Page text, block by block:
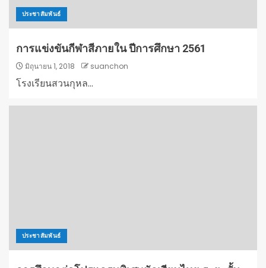
ประชาสัมพันธ์
การแข่งขันกีฬาสีภายใน ปีการศึกษา 2561
มิถุนายน 1, 2018 suanchon
โรงเรียนสวนกุหล...
ประชาสัมพันธ์